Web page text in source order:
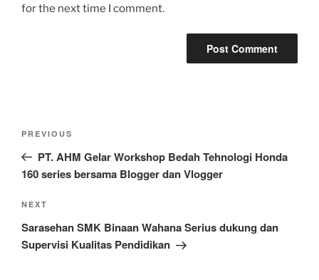
for the next time I comment.
Post
Previous
Post
PREVIOUS
PT. AHM Gelar Workshop Bedah Tehnologi Honda
160 series bersama Blogger dan Vlogger
Next
Post
NEXT
Sarasehan SMK Binaan Wahana Serius dukung dan
Supervisi Kualitas Pendidikan